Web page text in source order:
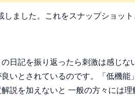
しました。これをスナップショッ
日記を振り返ったら刺激は感じな
いとされているのです。「低機能
説を加えないと 一般の方々には